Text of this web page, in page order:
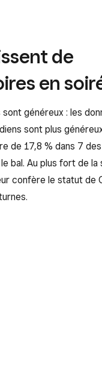
de
en
généreux : les
sont plus
de 17,8 % dans 7
bal. Au plus fort de
confère le statut de